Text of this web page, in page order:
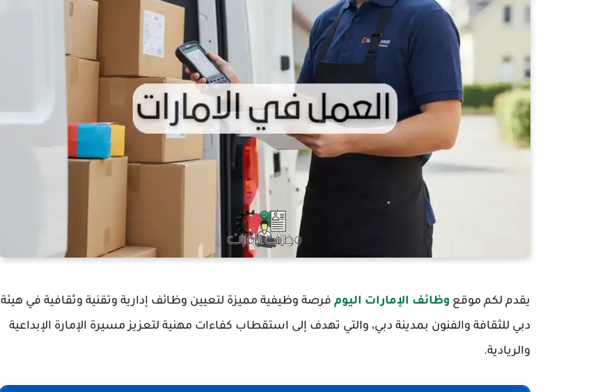
يقدم لكم موقع وظائف الإمارات اليوم فرصة وظيفية مميزة لتعيين وظائف إدارية وتقنية وثقافية في هيئة
دبي للثقافة والفنون بمدينة دبي، والتي تهدف إلى استقطاب كفاءات مهنية لتعزيز مسيرة الإمارة الإبداعية
والريادية.